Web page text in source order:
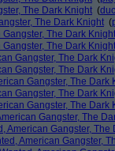
The Dark Knight (
The Dark Knight (
The Dark Knight
The Dark Knight
Gangster, The Dark
Gangster, The Dark
Gangster, The Dark
Gangster, The Dark
Gangster, The Dark
Gangster, The
American Gangster, The
American Gangster,